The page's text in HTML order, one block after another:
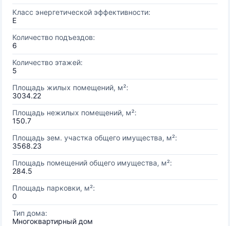
Класс энергетической эффективности:
E
Количество подъездов:
6
Количество этажей:
5
Площадь жилых помещений, м²:
3034.22
Площадь нежилых помещений, м²:
150.7
Площадь зем. участка общего имущества, м²:
3568.23
Площадь помещений общего имущества, м²:
284.5
Площадь парковки, м²:
0
Тип дома:
Многоквартирный дом